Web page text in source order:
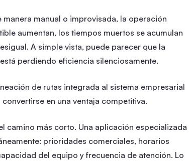
manual o improvisada, la operación
aumentan, los tiempos muertos se acumulan
A simple vista, puede parecer que la
perdiendo eficiencia silenciosamente.
de rutas integrada al sistema empresarial
en una ventaja competitiva.
camino más corto. Una aplicación especializada
prioridades comerciales, horarios
del equipo y frecuencia de atención. Lo